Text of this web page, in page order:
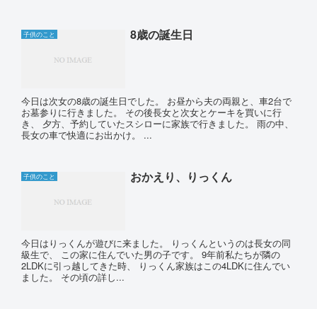
子供のこと 8歳の誕生日
今日は次女の8歳の誕生日でした。 お昼から夫の両親と、車2台で
お墓参りに行きました。 その後長女と次女とケーキを買いに行
き、 夕方、予約していたスシローに家族で行きました。 雨の中、
長女の車で快適にお出かけ。 ...
子供のこと おかえり、りっくん
今日はりっくんが遊びに来ました。 りっくんというのは長女の同
級生で、 この家に住んでいた男の子です。 9年前私たちが隣の
2LDKに引っ越してきた時、 りっくん家族はこの4LDKに住んでい
ました。 その頃の詳し...